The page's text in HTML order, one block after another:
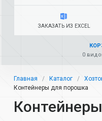
ЗАКАЗАТЬ ИЗ EXCEL
0
Главная Каталог
Контейнеры для порошка